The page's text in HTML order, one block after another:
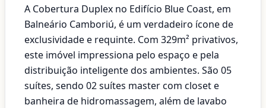
A Cobertura Duplex no Edifício Blue Coast, em
Balneário Camboriú, é um verdadeiro ícone de
exclusividade e requinte. Com 329m² privativos,
este imóvel impressiona pelo espaço e pela
distribuição inteligente dos ambientes. São 05
suítes, sendo 02 suítes master com closet e
banheira de hidromassagem, além de lavabo